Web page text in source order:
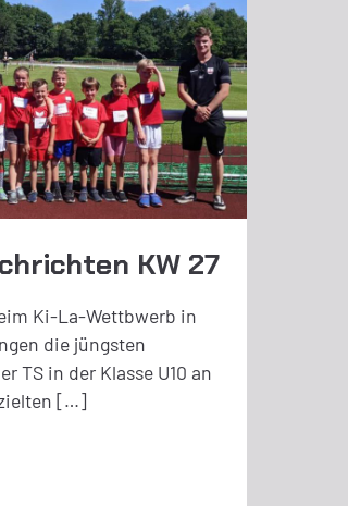
KW 27
Ki-La-Wettbwerb in
die jüngsten
TS in der Klasse U10 an
[…]